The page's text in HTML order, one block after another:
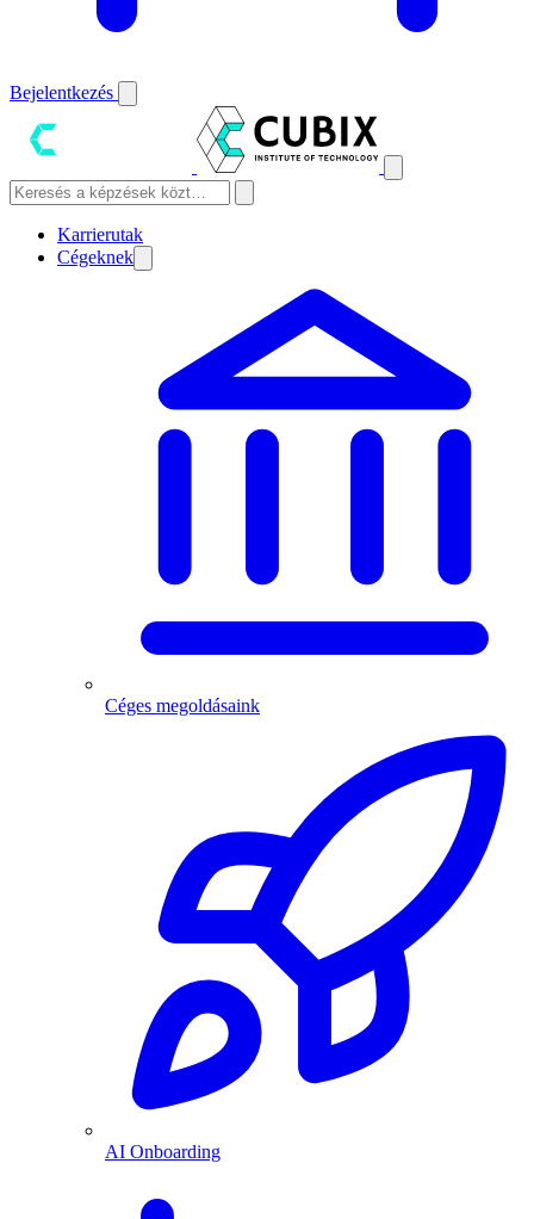
Bejelentkezés
Karrierutak
Cégeknek
Céges megoldásaink
AI Onboarding